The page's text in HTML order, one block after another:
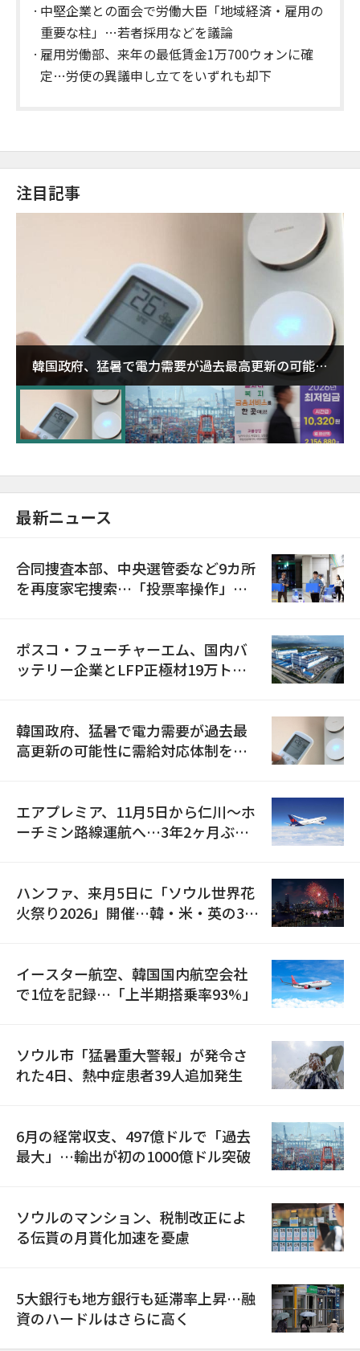
中堅企業との面会で労働大臣「地域経済・雇用の
重要な柱」…若者採用などを議論
雇用労働部、来年の最低賃金1万700ウォンに確
定…労使の異議申し立てをいずれも却下
注目記事
韓国政府、猛暑で電力需要が過去最高更新の可能性
に需給対応体制を点検
最新ニュース
合同捜査本部、中央選管委など9カ所
を再度家宅捜索…「投票率操作」の
ポスコ・フューチャーエム、国内バ
ッテリー企業とLFP正極材19万トン
韓国政府、猛暑で電力需要が過去最
高更新の可能性に需給対応体制を点
エアプレミア、11月5日から仁川〜ホ
ーチミン路線運航へ…3年2ヶ月ぶり
ハンファ、来月5日に「ソウル世界花
火祭り2026」開催…韓・米・英の3カ
イースター航空、韓国国内航空会社
で1位を記録…「上半期搭乗率93%」
ソウル市「猛暑重大警報」が発令さ
れた4日、熱中症患者39人追加発生
6月の経常収支、497億ドルで「過去
最大」…輸出が初の1000億ドル突破
ソウルのマンション、税制改正によ
る伝貰の月貰化加速を憂慮
5大銀行も地方銀行も延滞率上昇…融
資のハードルはさらに高く